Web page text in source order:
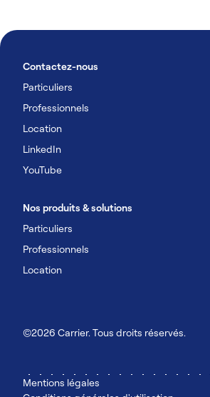
Contactez-nous
Particuliers
Professionnels
Location
LinkedIn
YouTube
Nos produits & solutions
Particuliers
Professionnels
Location
©2026 Carrier. Tous droits réservés.
Mentions légales